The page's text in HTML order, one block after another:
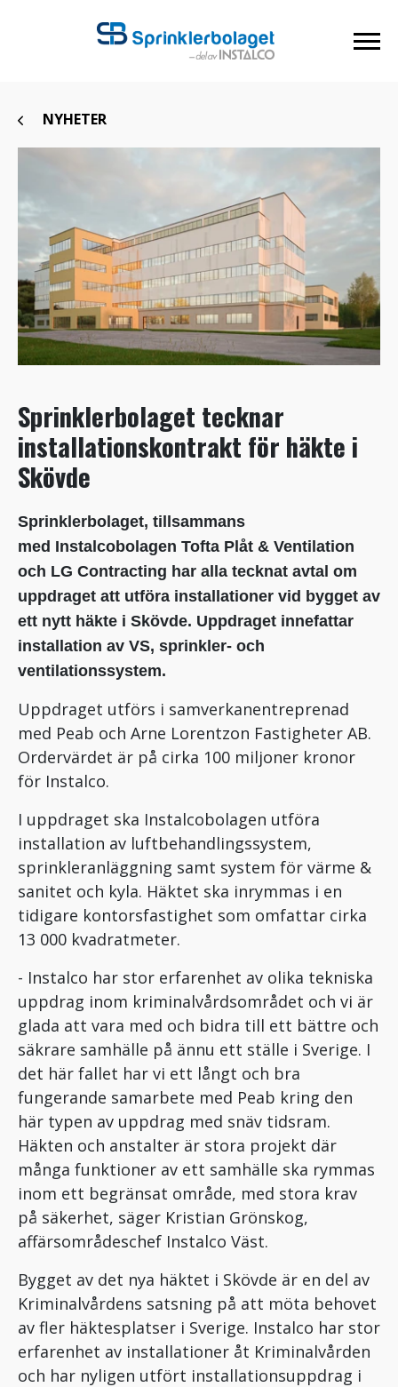
NYHETER
Sprinklerbolaget tecknar
installationskontrakt för häkte i
Skövde
Sprinklerbolaget, tillsammans
med Instalcobolagen Tofta Plåt & Ventilation
och LG Contracting har alla tecknat avtal om
uppdraget att utföra installationer vid bygget av
ett nytt häkte i Skövde. Uppdraget innefattar
installation av VS, sprinkler- och
ventilationssystem.
Uppdraget utförs i samverkanentreprenad
med Peab och Arne Lorentzon Fastigheter AB.
Ordervärdet är på cirka 100 miljoner kronor
för Instalco.
I uppdraget ska Instalcobolagen utföra
installation av luftbehandlingssystem,
sprinkleranläggning samt system för värme &
sanitet och kyla. Häktet ska inrymmas i en
tidigare kontorsfastighet som omfattar cirka
13 000 kvadratmeter.
- Instalco har stor erfarenhet av olika tekniska
uppdrag inom kriminalvårdsområdet och vi är
glada att vara med och bidra till ett bättre och
säkrare samhälle på ännu ett ställe i Sverige. I
det här fallet har vi ett långt och bra
fungerande samarbete med Peab kring den
här typen av uppdrag med snäv tidsram.
Häkten och anstalter är stora projekt där
många funktioner av ett samhälle ska rymmas
inom ett begränsat område, med stora krav
på säkerhet, säger Kristian Grönskog,
affärsområdeschef Instalco Väst.
Bygget av det nya häktet i Skövde är en del av
Kriminalvårdens satsning på att möta behovet
av fler häktesplatser i Sverige. Instalco har stor
erfarenhet av installationer åt Kriminalvården
och har nyligen utfört installationsuppdrag i